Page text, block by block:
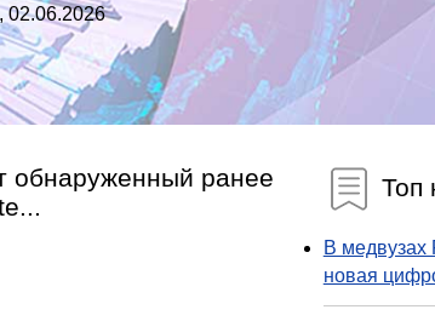
02.06.2026
обнаруженный ранее
Топ
В медвузах
новая